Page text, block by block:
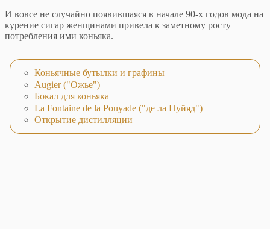
И вовсе не случайно появившаяся в начале 90-х годов мода на
курение сигар женщинами привела к заметному росту
потребления ими коньяка.
Коньячные бутылки и графины
Augier ("Ожье")
Бокал для коньяка
La Fontaine de la Pouyade ("де ла Пуйяд")
Открытие дистилляции